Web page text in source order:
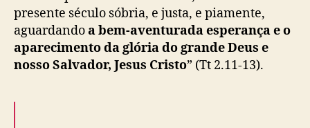
presente século sóbria, e justa, e piamente,
aguardandoa bem-aventurada esperança e o
aparecimento da glória do grande Deus e
nosso Salvador, Jesus Cristo” (Tt 2.11-13).